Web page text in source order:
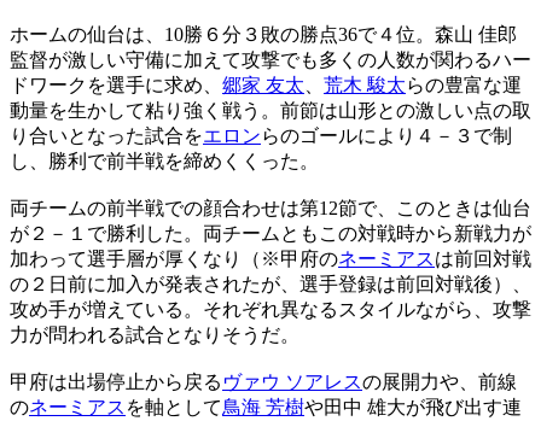
ホームの仙台は、10勝６分３敗の勝点36で４位。森山 佳郎
監督が激しい守備に加えて攻撃でも多くの人数が関わるハー
ドワークを選手に求め、 郷家 友太 荒木 駿太らの豊富な運
動量を生かして粘り強く戦う。前節は山形との激しい点の取
り合いとなった試合をエロンらのゴールにより４－３で制
し、勝利で前半戦を締めくくった。
両チームの前半戦での顔合わせは第12節で、このときは仙台
が２－１で勝利した。両チームともこの対戦時から新戦力が
加わって選手層が厚くなり（※甲府のネーミアスは前回対戦
の２日前に加入が発表されたが、選手登録は前回対戦後）、
攻め手が増えている。それぞれ異なるスタイルながら、攻撃
力が問われる試合となりそうだ。
甲府は出場停止から戻る ヴァウ ソアレスの展開力や、前線
のネーミアス を軸として鳥海 芳樹や田中 雄大が飛び出す連